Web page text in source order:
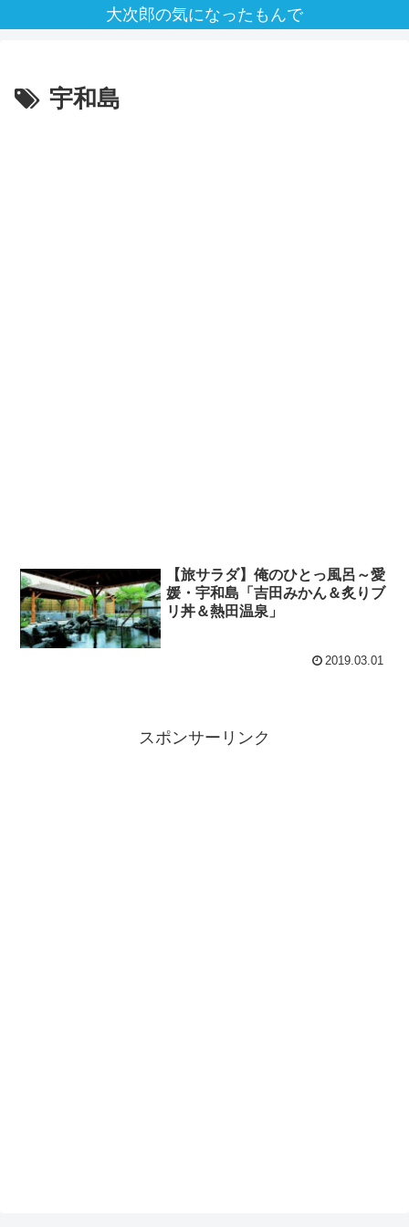
大次郎の気になったもんで
宇和島
【旅サラダ】俺のひとっ風呂～愛
媛・宇和島「吉田みかん＆炙りブ
リ丼＆熱田温泉」
2019.03.01
スポンサーリンク